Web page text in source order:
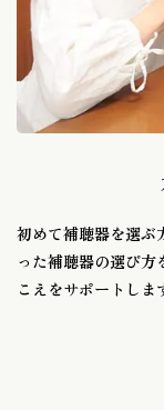
初めて補聴器を選ぶ
った補聴器の選び
こえをサポートしま